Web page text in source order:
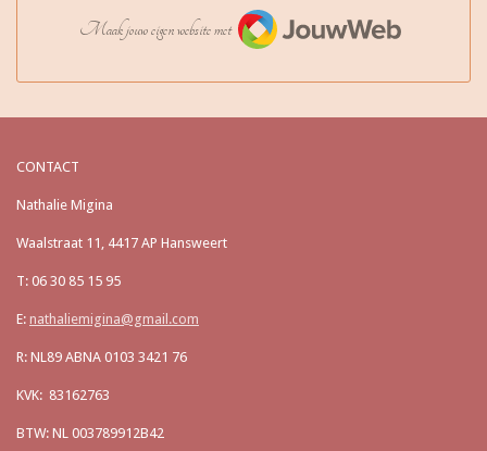
Maak jouw eigen website met
JouwWeb
CONTACT
Nathalie Migina
Waalstraat 11, 4417 AP Hansweert
T: 06 30 85 15 95
E: nathaliemigina@gmail.com
R: NL89 ABNA 0103 3421 76
KVK: 83162763
BTW: NL 003789912B42